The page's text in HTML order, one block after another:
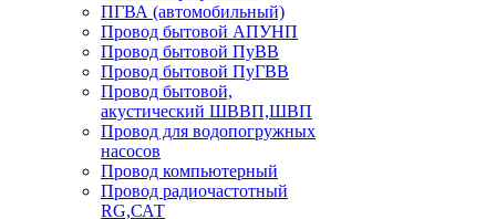
ПГВА (автомобильный)
Провод бытовой АПУНП
Провод бытовой ПуВВ
Провод бытовой ПуГВВ
Провод бытовой,
акустический ШВВП,ШВП
Провод для водопогружных
насосов
Провод компьютерный
Провод радиочастотный
RG,САТ